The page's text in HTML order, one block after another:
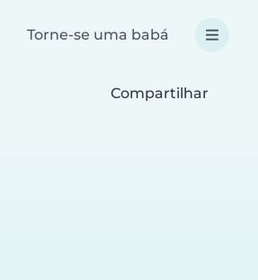
Torne-se uma babá
Compartilhar